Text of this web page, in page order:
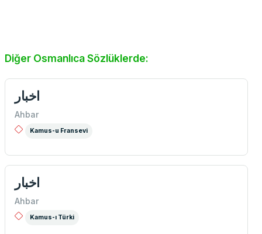
Diğer Osmanlıca Sözlüklerde:
اخبار
Ahbar
Kamus-u Fransevi
اخبار
Ahbar
Kamus-ı Türki